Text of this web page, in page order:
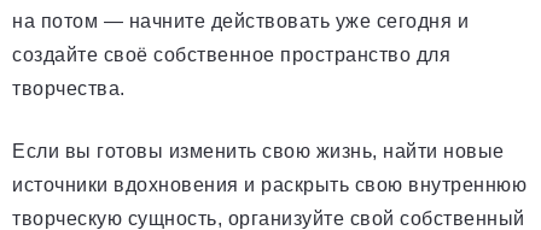
на потом — начните действовать уже сегодня и
создайте своё собственное пространство для
творчества.
Если вы готовы изменить свою жизнь, найти новые
источники вдохновения и раскрыть свою внутреннюю
творческую сущность, организуйте свой собственный